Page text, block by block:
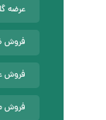
عرضه
فروش
فروش
فروش